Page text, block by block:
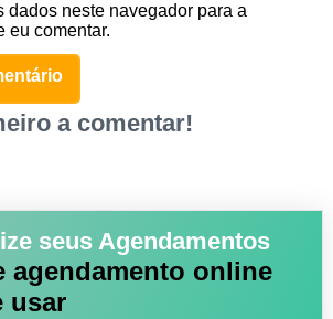
dados neste navegador para a
eu comentar.
a comentar!
seus Agendamentos
agendamento online
usar